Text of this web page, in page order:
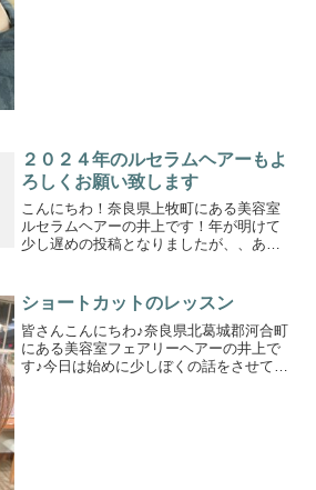
２０２４年のルセラムヘアーもよ
ろしくお願い致します
こんにちわ！奈良県上牧町にある美容室
ルセラムヘアーの井上です！年が明けて
少し遅めの投稿となりましたが、、あけ
いすることが出来てすごく感謝しかない
１年となりました。...
ショートカットのレッスン
皆さんこんにちわ♪奈良県北葛城郡河合町
にある美容室フェアリーヘアーの井上で
す♪今日は始めに少しぼくの話をさせてく